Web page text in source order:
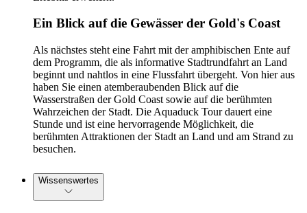
Ein Blick auf die Gewässer der Gold's Coast
Als nächstes steht eine Fahrt mit der amphibischen Ente auf
dem Programm, die als informative Stadtrundfahrt an Land
beginnt und nahtlos in eine Flussfahrt übergeht. Von hier aus
haben Sie einen atemberaubenden Blick auf die
Wasserstraßen der Gold Coast sowie auf die berühmten
Wahrzeichen der Stadt. Die Aquaduck Tour dauert eine
Stunde und ist eine hervorragende Möglichkeit, die
berühmten Attraktionen der Stadt an Land und am Strand zu
besuchen.
Wissenswertes